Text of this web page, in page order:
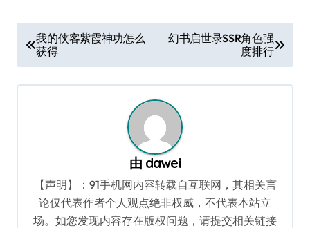
章
导
我的侠客紫霞神功怎么
获得
幻书启世录SSR角色强
度排行
由 dawei
【声明】：91手机网内容转载自互联网，其相关言
论仅代表作者个人观点绝非权威，不代表本站立
场。如您发现内容存在版权问题，请提交相关链接